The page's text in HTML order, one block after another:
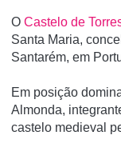
O Castelo de
Santa Maria,
Santarém, em
Em posição
Almonda,
castelo medieval